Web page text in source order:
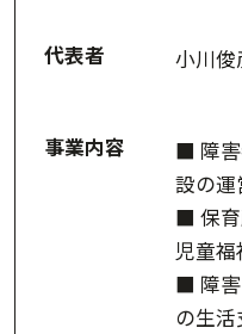
代表者 小川俊
事業内容
■ 障害
設の運
■ 保育
児童
■ 障害
の生